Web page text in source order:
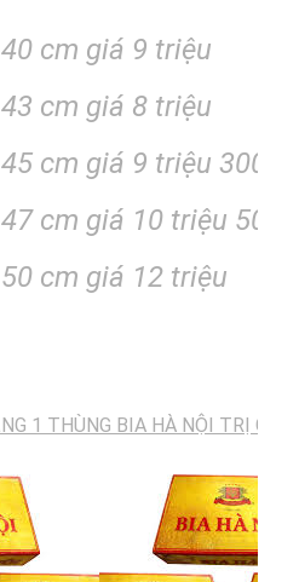
40 cm giá 9 triệu
43 cm giá 8 triệu
45 cm giá 9 triệu 300k
47 cm giá 10 triệu 500k
50 cm giá 12 triệu
1 THÙNG BIA HÀ NỘI TRỊ GIÁ: